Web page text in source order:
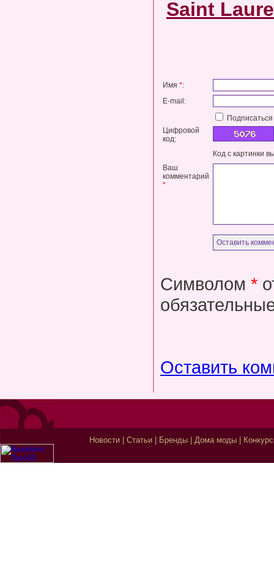
Saint
Имя *:
E-mail:
Цифровой
код:
Код с картинки
Ваш
комментарий
*
Символом *
Оставить
Новости| Статьи| Бренды| Дома моды|